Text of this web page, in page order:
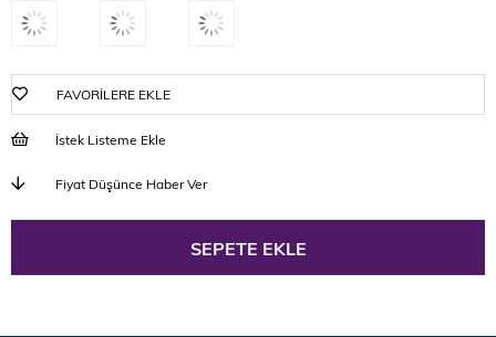
FAVORILERE EKLE
İstek Listeme Ekle
Fiyat Düşünce Haber Ver